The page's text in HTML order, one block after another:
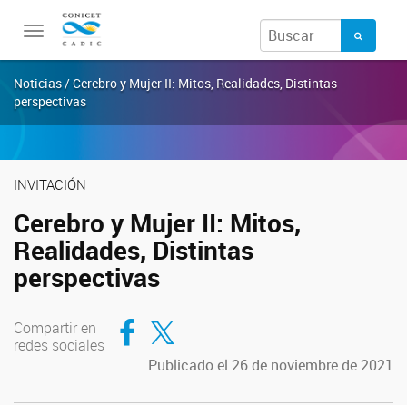
Toggle
Noticias / Cerebro y Mujer II: Mitos, Realidades, Distintas
perspectivas
INVITACIÓN
Cerebro y Mujer II: Mitos,
Realidades, Distintas
perspectivas
Compartir en
redes sociales
Compartir en Facebook
Compartir en Twitter
Publicado el 26 de noviembre de 2021